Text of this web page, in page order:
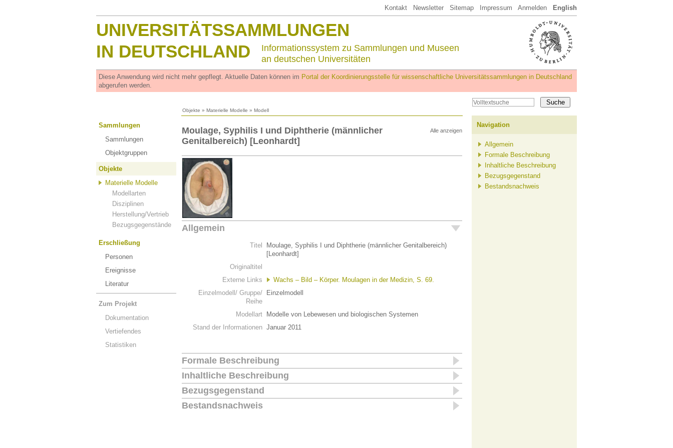
Kontakt Newsletter Sitemap Impressum Anmelden English
UNIVERSITÄTSSAMMLUNGEN
IN DEUTSCHLAND
Informationssystem zu Sammlungen und Museen
an deutschen Universitäten
Diese Anwendung wird nicht mehr gepflegt. Aktuelle Daten können im Portal der Koordinierungsstelle für wissenschaftliche Universitätssammlungen in Deutschland
abgerufen werden.
Objekte » Materielle Modelle » Modell
Sammlungen
Sammlungen
Objektgruppen
Objekte
Materielle Modelle
Modellarten
Disziplinen
Herstellung/Vertrieb
Bezugsgegenstände
Erschließung
Personen
Ereignisse
Literatur
Zum Projekt
Dokumentation
Vertiefendes
Statistiken
Alle anzeigen
Moulage, Syphilis I und Diphtherie (männlicher
Genitalbereich) [Leonhardt]
Allgemein
Titel
Moulage, Syphilis I und Diphtherie (männlicher Genitalbereich)
[Leonhardt]
Originaltitel
Externe Links
Wachs – Bild – Körper. Moulagen in der Medizin, S. 69.
Einzelmodell/ Gruppe/
Reihe
Einzelmodell
Modellart
Modelle von Lebewesen und biologischen Systemen
Stand der Informationen Januar 2011
Formale Beschreibung
Inhaltliche Beschreibung
Bezugsgegenstand
Bestandsnachweis
Navigation
Allgemein
Formale Beschreibung
Inhaltliche Beschreibung
Bezugsgegenstand
Bestandsnachweis